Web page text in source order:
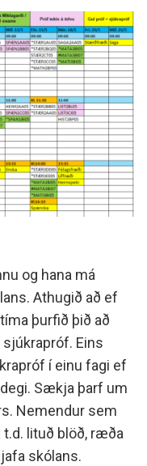
og hana má
Athugið að ef
þurfið þið að
Eins
í einu fagi ef
Sækja þarf um
Nemendur sem
lituð blöð, ræða
skólans.